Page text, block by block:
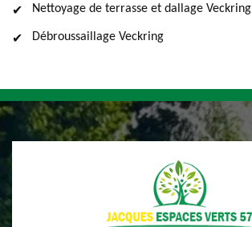
Nettoyage de terrasse et dallage Veckring
Débroussaillage Veckring